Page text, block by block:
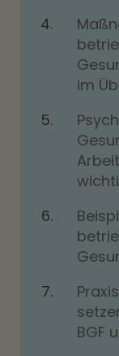
im
BGF